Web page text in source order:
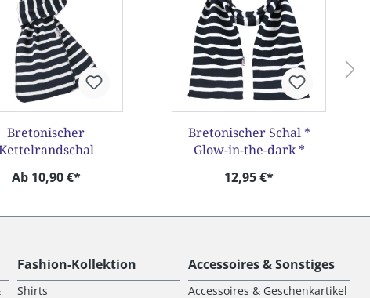
Bretonischer
Ab 10,90 €*
Bretonischer Schal *
Glow-in-the-dark *
12,95 €*
Fashion-Kollektion
Shirts
Accessoires & Sonstiges
Accessoires & Geschenkartikel